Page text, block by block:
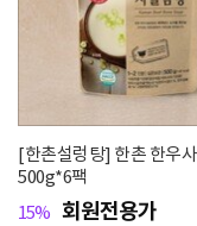
[한촌설렁탕] 한촌 한우
500g*6팩
15% 회원전용가